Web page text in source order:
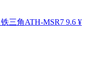
铁三角ATH-MSR7 9.6 ¥